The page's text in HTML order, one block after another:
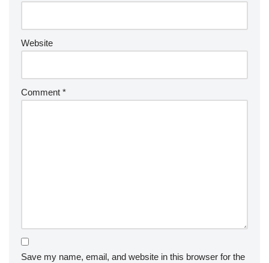
Website
Comment *
Save my name, email, and website in this browser for the